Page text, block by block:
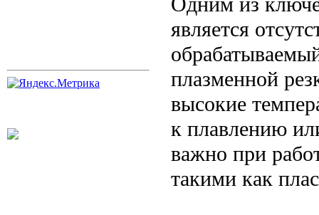
является
плазменной
высокие
к плавлению
важно при
такими как